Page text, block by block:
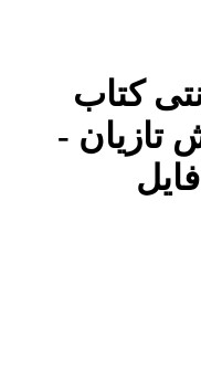
کتاب
تازیان -